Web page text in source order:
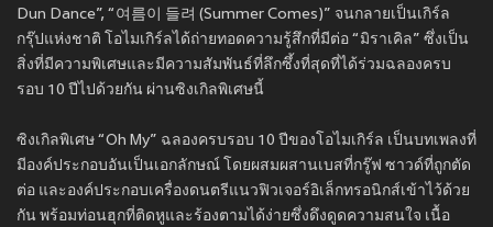
Dun Dance”, “여름이 들려 (Summer Comes)” จนกลายเป็นเกิร์ล
กรุ๊ปแห่งชาติ โอไมเกิร์ลได้ถ่ายทอดความรู้สึกที่มีต่อ “มิราเคิล” ซึ่งเป็น
สิ่งที่มีความพิเศษและมีความสัมพันธ์ที่ลึกซึ้งที่สุดที่ได้ร่วมฉลองครบ
รอบ 10 ปีไปด้วยกัน ผ่านซิงเกิลพิเศษนี้
ซิงเกิลพิเศษ “Oh My” ฉลองครบรอบ 10 ปีของโอไมเกิร์ล เป็นบทเพลงที่
มีองค์ประกอบอันเป็นเอกลักษณ์ โดยผสมผสานเบสที่กรู๊ฟ ซาวด์ที่ถูกตัด
ต่อ และองค์ประกอบเครื่องดนตรีแนวฟิวเจอร์อิเล็กทรอนิกส์เข้าไว้ด้วย
กัน พร้อมท่อนฮุกที่ติดหูและร้องตามได้ง่ายซึ่งดึงดูดความสนใจ เนื้อ